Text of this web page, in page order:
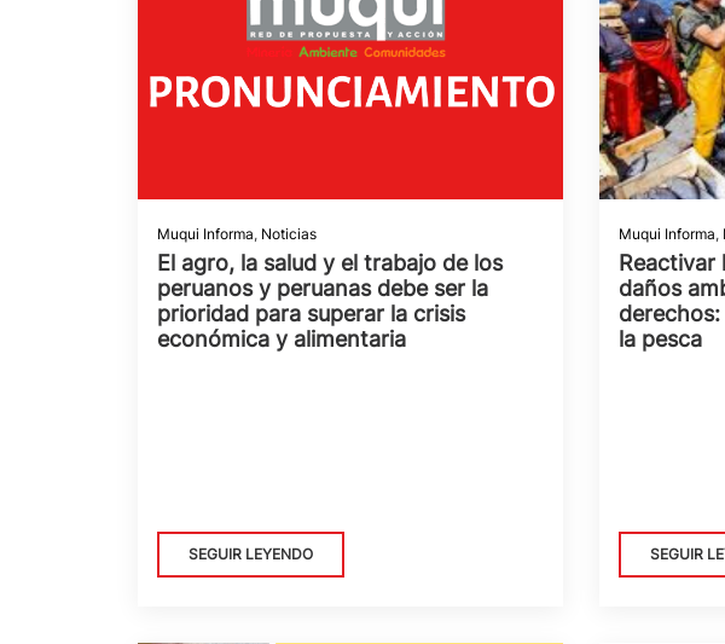
Muqui Informa, Noticias
El agro, la salud y el trabajo de los
peruanos y peruanas debe ser la
prioridad para superar la crisis
económica y alimentaria
SEGUIR LEYENDO
Muqui Informa,
Reactivar
daños
la pesca
SEGUIR